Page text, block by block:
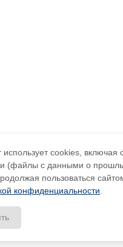
cookies, включая
(файлы с данными о
пользоваться
конфиденциальности